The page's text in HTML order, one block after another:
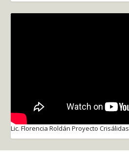
Lic. Florencia Roldán Proyecto Crisálidas